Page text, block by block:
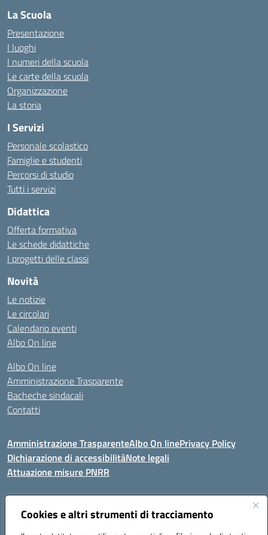
Cookies e altri strumenti di tracciamento
La Scuola
Presentazione
I luoghi
I numeri della scuola
Le carte della scuola
Organizzazione
La storia
I Servizi
Personale scolastico
Famiglie e studenti
Percorsi di studio
Tutti i servizi
Didattica
Offerta formativa
Le schede didattiche
I progetti delle classi
Novità
Le notizie
Le circolari
Calendario eventi
Albo On line
Albo On line
Amministrazione Trasparente
Bacheche sindacali
Contatti
Amministrazione TrasparenteAlbo On linePrivacy Policy
Dichiarazione di accessibilitàNote legali
Attuazione misure PNRR
VIA KENNEDY, 1 91011 ALCAMO (TP)
Mail: TPIC81000X@istruzione.it PEC: TPIC81000X@pec.istruzione.it